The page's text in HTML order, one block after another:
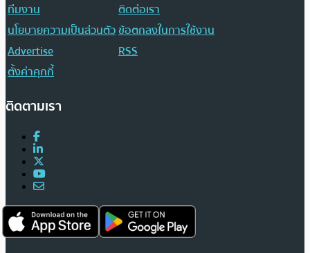
ทีมงาน
ติดต่อเรา
นโยบายความเป็นส่วนตัวข้อตกลงในการใช้งาน
Advertise
RSS
ตั้งค่าคุกกี้
ติดตามเรา